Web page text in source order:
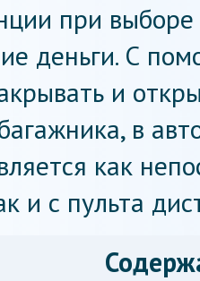
при
деньги. С
и
в
как
и с пульта